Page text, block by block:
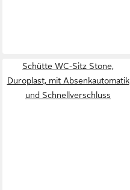
Schütte WC-Sitz Stone,
Duroplast, mit Absenkautomatik
und Schnellverschluss